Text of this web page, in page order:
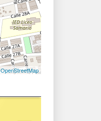
OpenStreetMap